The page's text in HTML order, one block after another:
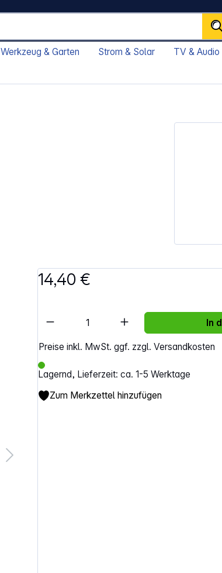
Werkzeug & Garten Strom & Solar TV & Audio
14,40 €
Preise inkl. MwSt. ggf. zzgl. Versandkosten
Lagernd, Lieferzeit: ca. 1-5 Werktage
Artikel Anzahl: Gib den In
Zum Merkzettel hinzufügen